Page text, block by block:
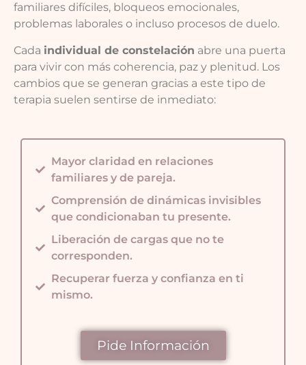
familiares difíciles, bloqueos emocionales,
problemas laborales o incluso procesos de duelo.
Cada individual de constelación abre una puerta
para vivir con más coherencia, paz y plenitud. Los
cambios que se generan gracias a este tipo de
terapia suelen sentirse de inmediato:
Mayor claridad en relaciones
familiares y de pareja.
Comprensión de dinámicas invisibles
que condicionaban tu presente.
Liberación de cargas que no te
corresponden.
Recuperar fuerza y confianza en ti
mismo.
Pide Información